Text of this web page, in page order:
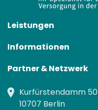
Leistungen
Informationen
Partner & Netzwerk
Kurfürstendamm 50
10707 Berlin